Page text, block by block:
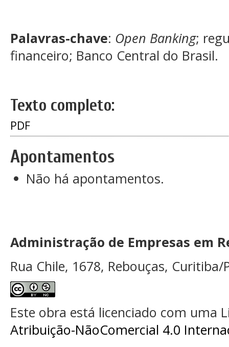
Palavras-chave: Open Banking;
financeiro; Banco Central do Brasil.
Texto completo:
PDF
Apontamentos
Não há apontamentos.
Administração de Empresas em
Rua Chile, 1678, Rebouças, Curitiba/
Este obra está licenciado com uma
Atribuição-NãoComercial 4.0